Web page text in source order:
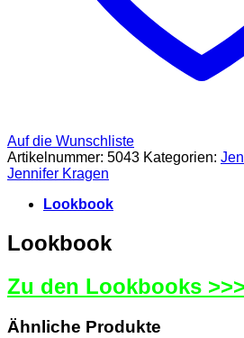
Auf die Wunschliste
Artikelnummer: 5043 Kategorien:
Jennifer Kragen
Lookbook
Lookbook
Zu den Lookbooks >>>
Ähnliche Produkte